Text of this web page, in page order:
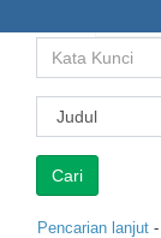
Pencarian lanjut -